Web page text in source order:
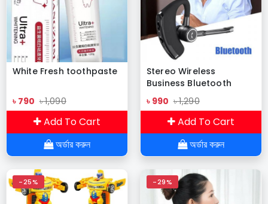
White Fresh toothpaste
৳ 790 ৳ 1,090
Add To Cart
অর্ডার করুন
Stereo Wireless
Business Bluetooth
Headphones
৳ 990 ৳ 1,290
Add To Cart
অর্ডার করুন
-25% -29%